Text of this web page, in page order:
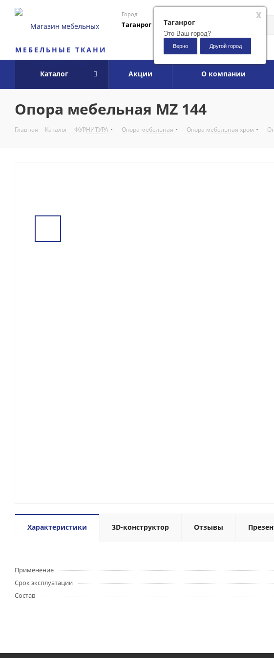
МЕБЕЛЬНЫЕ ТКАНИ
Город:
Таганрог
Каталог Акции О компании
x
Таганрог
Это Ваш город?
Верно Другой город
Опора мебельная MZ 144
Главная - Каталог - ФУРНИТУРА - Опора мебельная - Опора мебельная хром -
Характеристики 3D-конструктор Отзывы
Применение
Срок эксплуатации
Состав